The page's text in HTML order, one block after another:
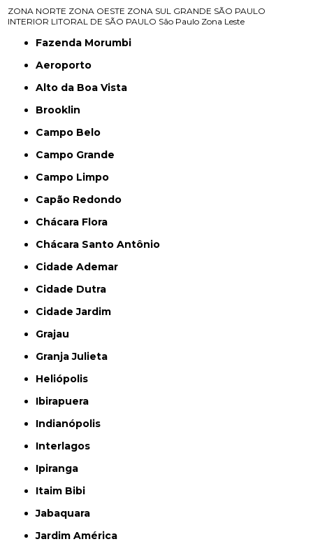
ZONA NORTE ZONA OESTE ZONA SUL GRANDE SÃO PAULO
INTERIOR LITORAL DE SÃO PAULO São Paulo Zona Leste
Fazenda Morumbi
Aeroporto
Alto da Boa Vista
Brooklin
Campo Belo
Campo Grande
Campo Limpo
Capão Redondo
Chácara Flora
Chácara Santo Antônio
Cidade Ademar
Cidade Dutra
Cidade Jardim
Grajau
Granja Julieta
Heliópolis
Ibirapuera
Indianópolis
Interlagos
Ipiranga
Itaim Bibi
Jabaquara
Jardim América